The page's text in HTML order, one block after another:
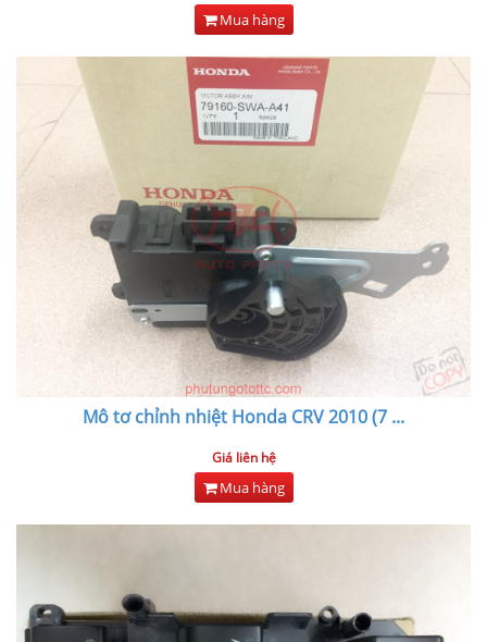
Mua hàng
Mô tơ chỉnh nhiệt Honda CRV 2010 (7 ...
Giá liên hệ
Mua hàng